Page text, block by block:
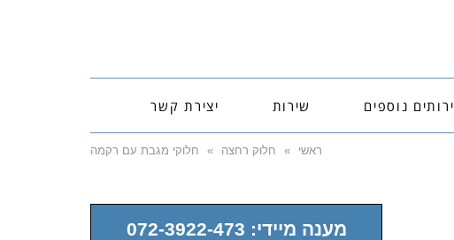
נוספים שירות יצירת קשר
ראשי » חלוק רחצה » חלוקי מגבת עם רקמה
מענה מיידי: 072-3922-473